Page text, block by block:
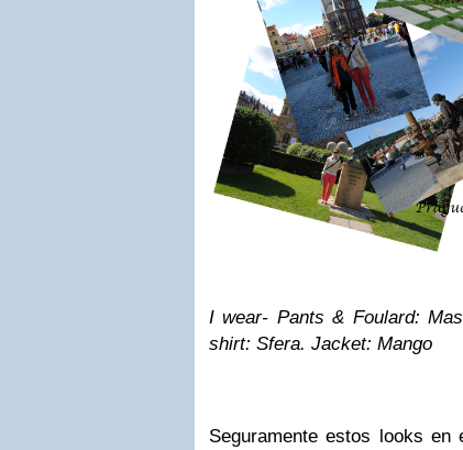
I wear- Pants & Foulard:
shirt: Sfera. Jacket: Mango
Seguramente estos looks